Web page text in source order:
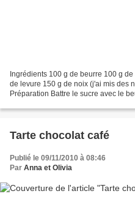
Ingrédients 100 g de beurre 100 g
de levure 150 g de noix (j'ai mis des
Préparation Battre le sucre avec le
Tarte chocolat café
Publié le 09/11/2010 à 08:46
Par Anna et Olivia